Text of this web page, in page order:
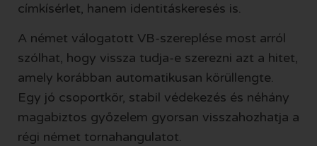
címkísérlet, hanem identitáskeresés is.
A német válogatott VB-szereplése most arról
szólhat, hogy vissza tudja-e szerezni azt a hitet,
amely korábban automatikusan körüllengte.
Egy jó csoportkör, stabil védekezés és néhány
magabiztos győzelem gyorsan visszahozhatja a
régi német tornahangulatot.